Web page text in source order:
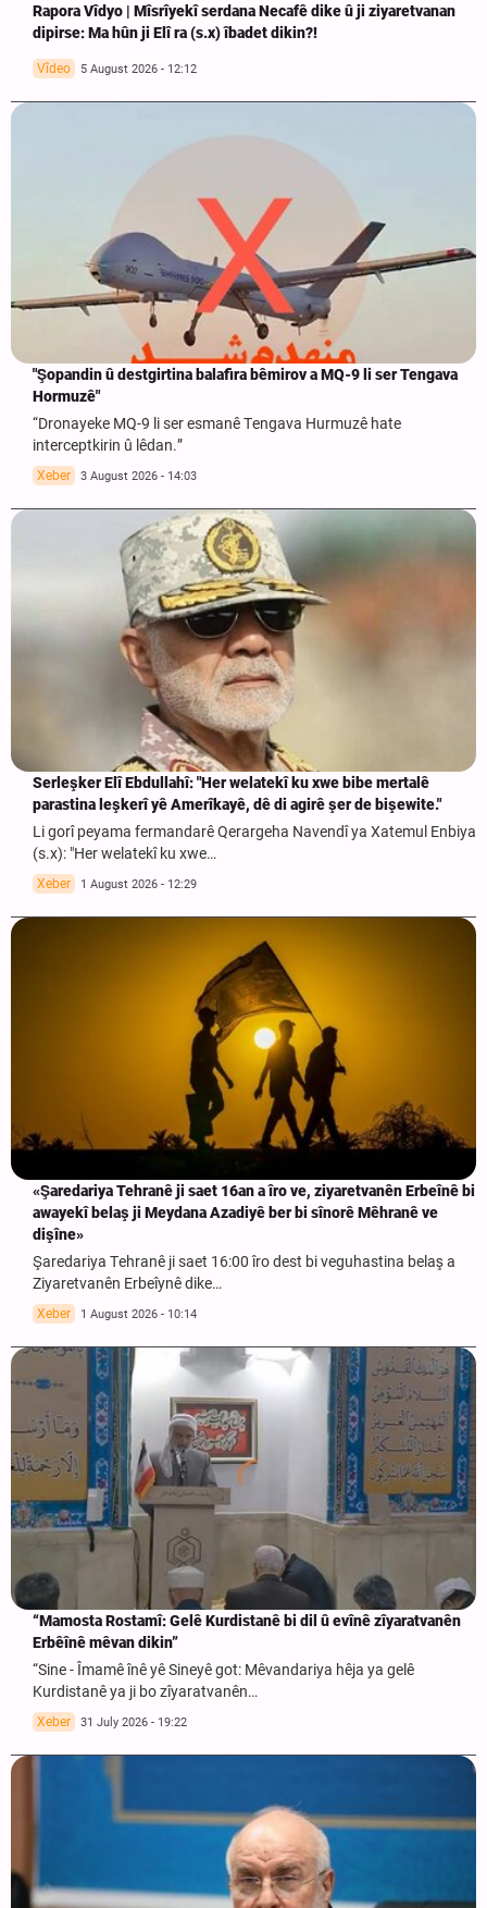
Rapora Vîdyo | Mîsrîyekî serdana Necafê dike û ji ziyaretvanan
dipirse: Ma hûn ji Elî ra (s.x) îbadet dikin?!
Vîdeo 5 August 2026 - 12:12
"Şopandin û destgirtina balafira bêmirov a MQ-9 li ser Tengava
Hormuzê"
“Dronayeke MQ-9 li ser esmanê Tengava Hurmuzê hate
interceptkirin û lêdan.”
Xeber 3 August 2026 - 14:03
Serleşker Elî Ebdullahî: "Her welatekî ku xwe bibe mertalê
parastina leşkerî yê Amerîkayê, dê di agirê şer de bişewite."
Li gorî peyama fermandarê Qerargeha Navendî ya Xatemul Enbiya
(s.x): "Her welatekî ku xwe…
Xeber 1 August 2026 - 12:29
«Şaredariya Tehranê ji saet 16an a îro ve, ziyaretvanên Erbeînê bi
awayekî belaş ji Meydana Azadiyê ber bi sînorê Mêhranê ve
dişîne»
Şaredariya Tehranê ji saet 16:00 îro dest bi veguhastina belaş a
Ziyaretvanên Erbeîynê dike…
Xeber 1 August 2026 - 10:14
“Mamosta Rostamî: Gelê Kurdistanê bi dil û evînê zîyaratvanên
Erbêînê mêvan dikin”
“Sine - Îmamê înê yê Sineyê got: Mêvandariya hêja ya gelê
Kurdistanê ya ji bo zîyaratvanên…
Xeber 31 July 2026 - 19:22